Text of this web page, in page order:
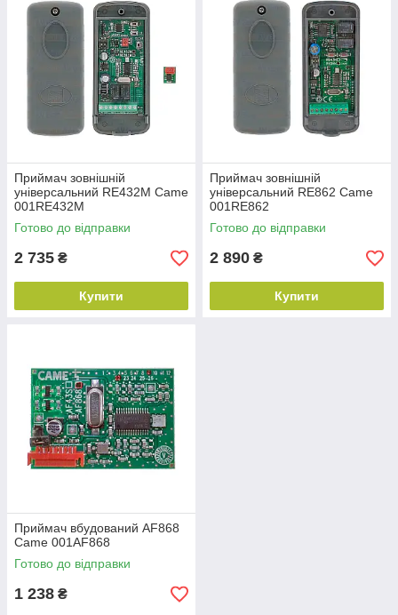
Приймач зовнішній
універсальний RE432М Came
001RE432М
Готово до відправки
2 735 ₴
Купити
Приймач зовнішній
універсальний RE862 Came
001RE862
Готово до відправки
2 890 ₴
Купити
Приймач вбудований AF868
Came 001AF868
Готово до відправки
1 238 ₴